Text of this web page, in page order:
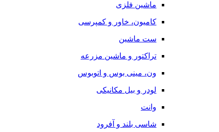
ماشین فلزی
کامیون، خاور و کمپرسی
ست ماشین
تراکتور و ماشین مزرعه
ون، مینی بوس و اتوبوس
لودر و بیل مکانیکی
وانت
شاسی بلند و آفرود